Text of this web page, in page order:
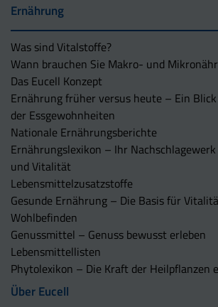
Ernährung
Was sind Vitalstoffe?
Wann brauchen Sie Makro- und
Das Eucell Konzept
Ernährung früher versus heute – Ein
der Essgewohnheiten
Nationale Ernährungsberichte
Ernährungslexikon – Ihr
und Vitalität
Lebensmittelzusatzstoffe
Gesunde Ernährung – Die Basis für
Wohlbefinden
Genussmittel – Genuss bewusst erleben
Lebensmittellisten
Phytolexikon – Die Kraft der Heilpflanzen
Über Eucell